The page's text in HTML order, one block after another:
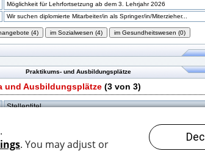
Möglichkeit für Lehrfortsetzung ab dem 3. Lehrjahr 2026
Wir suchen diplomierte Mitarbeiter/in als Springer/in/Miterzieher...
Praktikums- und Ausbildungsplätze
und Ausbildungsplätze (3 von 3)
Stellentitel
Vorpraktikum Soziale Arbeit / Praktikum Arbeitsagogik